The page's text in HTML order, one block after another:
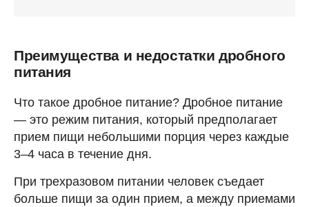
Преимущества и недостатки дробного
питания
Что такое дробное питание? Дробное питание
— это режим питания, который предполагает
прием пищи небольшими порция через каждые
3–4 часа в течение дня.
При трехразовом питании человек съедает
больше пищи за один прием, а между приемами